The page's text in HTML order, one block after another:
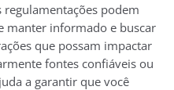
podem
manter informado e buscar
que possam impactar
fontes confiáveis ou
a garantir que você